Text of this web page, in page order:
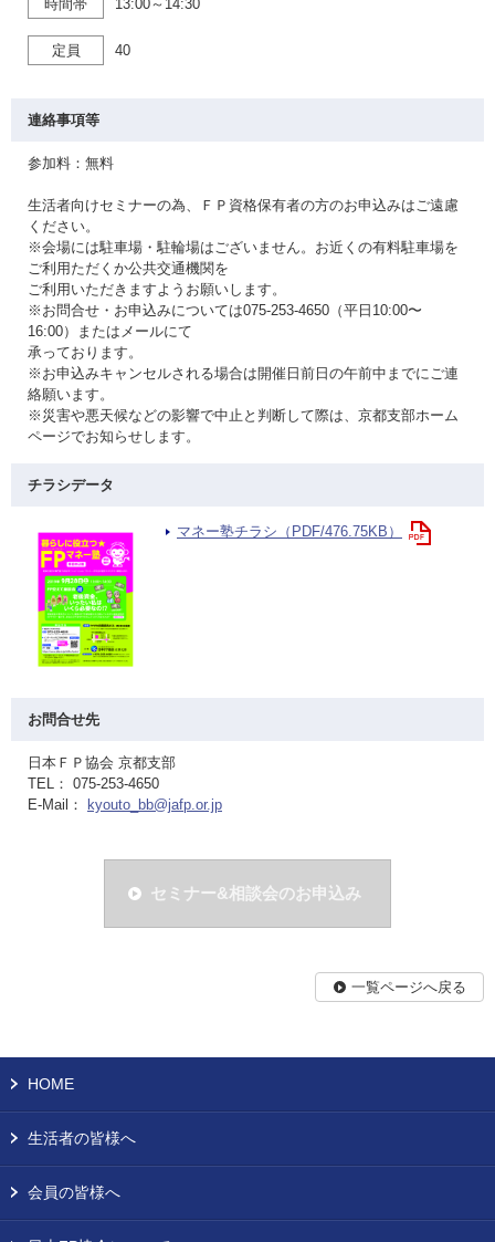
時間帯 13:00～14:30
定員 40
連絡事項等
参加料：無料
生活者向けセミナーの為、ＦＰ資格保有者の方のお申込みはご遠慮
ください。
※会場には駐車場・駐輪場はございません。お近くの有料駐車場を
ご利用ただくか公共交通機関を
ご利用いただきますようお願いします。
※お問合せ・お申込みについては075-253-4650（平日10:00〜
16:00）またはメールにて
承っております。
※お申込みキャンセルされる場合は開催日前日の午前中までにご連
絡願います。
※災害や悪天候などの影響で中止と判断して際は、京都支部ホーム
ページでお知らせします。
チラシデータ
マネー塾チラシ（PDF/476.75KB）
お問合せ先
日本ＦＰ協会 京都支部
TEL： 075-253-4650
E-Mail：
kyouto_bb@jafp.or.jp
セミナー&相談会のお申込み
一覧ページへ戻る
HOME
生活者の皆様へ
会員の皆様へ